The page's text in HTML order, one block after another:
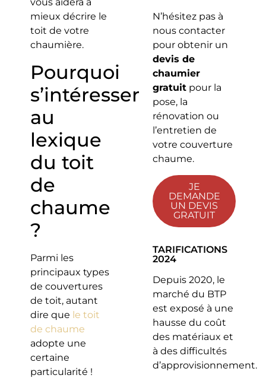
mieux décrire le
toit de votre
chaumière.
Pourquoi
s’intéresser
au
lexique
du toit
de
chaume
?
Parmi les
principaux types
de couvertures
de toit, autant
dire que le toit
de chaume
adopte une
certaine
particularité !
N’hésitez pas à
nous contacter
pour obtenir un
devis de
chaumier
gratuitpour la
pose, la
rénovation ou
l’entretien de
votre couverture
chaume.
JE
DEMANDE
UN DEVIS
GRATUIT
TARIFICATIONS
2024
Depuis 2020, le
marché du BTP
est exposé à une
hausse du coût
des matériaux et
à des difficultés
d’approvisionnement.